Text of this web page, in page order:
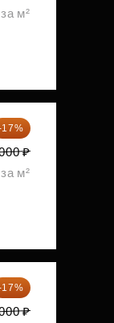
м²
17%
₽
м²
17%
₽